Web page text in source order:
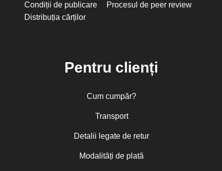
Condiții de publicare
Procesul de peer review
Distribuția cărților
Pentru clienți
Cum cumpăr?
Transport
Detalii legate de retur
Modalități de plată